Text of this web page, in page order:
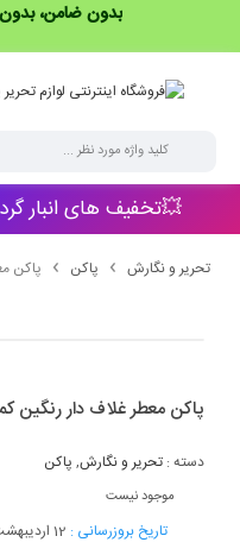
بدون ضامن،
💥تخفیف های انبار
تحریر و نگارش پاکن پاکن
پاکن معطر غلاف دار رنگین
دسته : تحریر و نگارش, پاکن
موجود نیست
تاریخ بروزرسانی : 12 اردیبهشت 1405